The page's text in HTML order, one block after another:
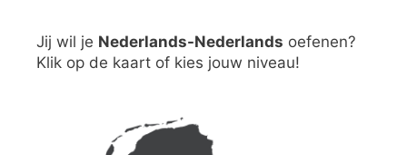
Jij wil je Nederlands-Nederlands oefenen?
Klik op de kaart of kies jouw niveau!